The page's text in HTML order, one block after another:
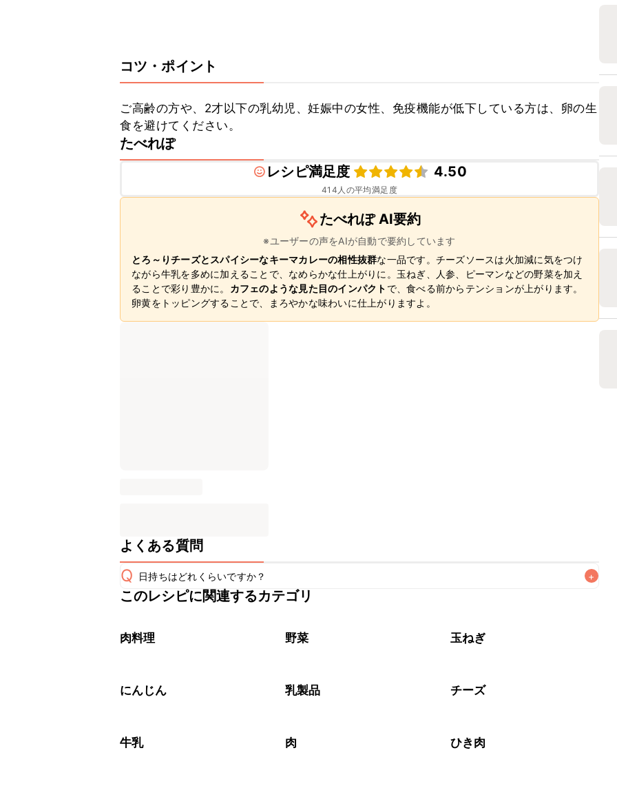
コツ・ポイント
ご高齢の方や、2才以下の乳幼児、妊娠中の女性、免疫機能が低下している方は、卵の生
食を避けてください。
たべれぽ
レシピ満足度
4.50
414 人の平均満足度
たべれぽ AI要約
※ユーザーの声をAIが自動で要約しています
とろ～りチーズとスパイシーなキーマカレーの相性抜群な一品です。チーズソースは火加減に気をつけ
ながら牛乳を多めに加えることで、なめらかな仕上がりに。玉ねぎ、人参、ピーマンなどの野菜を加え
ることで彩り豊かに。 カフェのような見た目のインパクト で、食べる前からテンションが上がります。
卵黄をトッピングすることで、まろやかな味わいに仕上がりますよ。
よくある質問
Q 日持ちはどれくらいですか？ +
保存期間は冷蔵で翌日中が目安です。なるべくお早めにお召し上がりください。
※日持ちは目安です。
このレシピに関連するカテゴリ
肉料理 野菜 玉ねぎ
にんじん 乳製品 チーズ
牛乳 肉 ひき肉